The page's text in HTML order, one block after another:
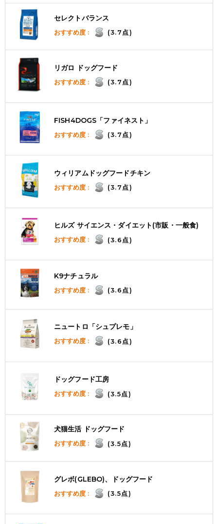
セレクトバランス
おすすめ度 : (3.7点)
リガロ ドッグフード
おすすめ度 : (3.7点)
FISH4DOGS「ファイネスト」
おすすめ度 : (3.7点)
ウィリアムドッグフードチキン
おすすめ度 : (3.7点)
ヒルズ サイエンス・ダイエット(市販・一般食)
おすすめ度 : (3.6点)
K9ナチュラル
おすすめ度 : (3.6点)
ニュートロ「シュプレモ」
おすすめ度 : (3.6点)
ドッグフード工房
おすすめ度 : (3.5点)
犬猫生活 ドッグフード
おすすめ度 : (3.5点)
グレボ(GLEBO)、ドッグフード
おすすめ度 : (3.5点)